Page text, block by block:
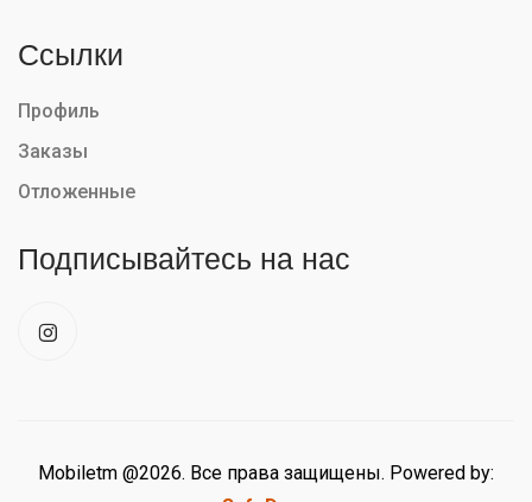
Ссылки
Профиль
Заказы
Отложенные
Подписывайтесь на нас
Mobiletm @2026. Все права защищены. Powered by: